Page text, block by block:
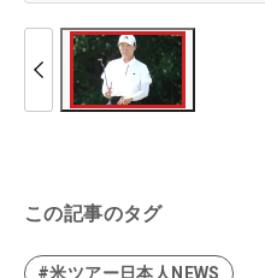
この記事のタグ
#米ツアー日本人NEWS